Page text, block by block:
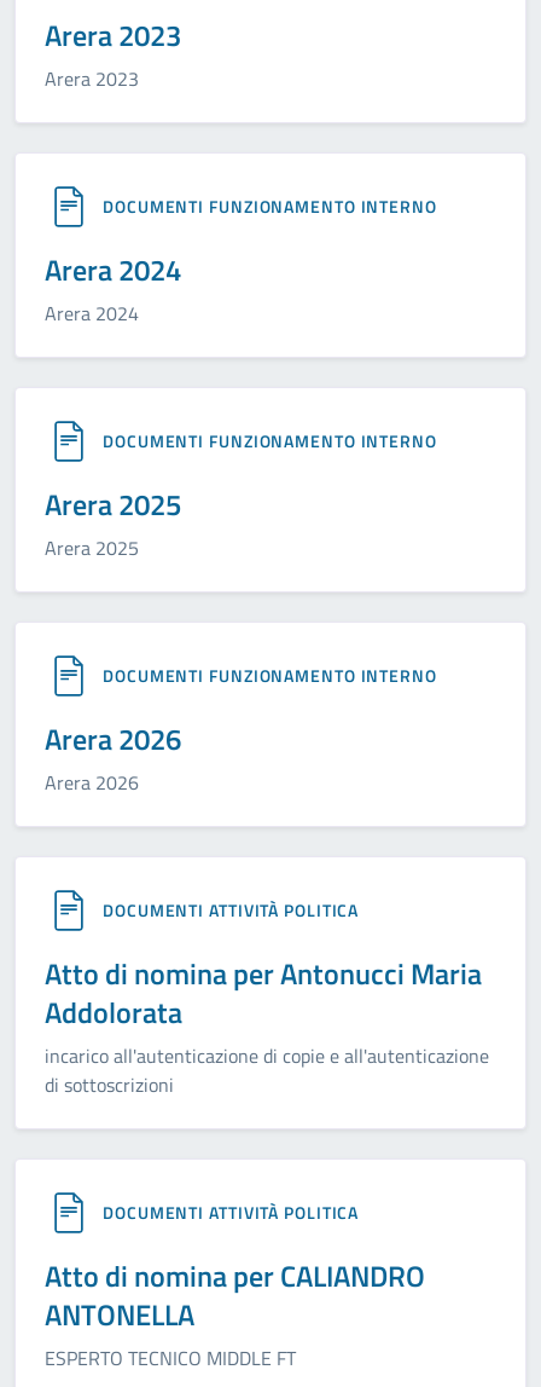
Arera 2023
Arera 2023
DOCUMENTI FUNZIONAMENTO INTERNO
Arera 2024
Arera 2024
DOCUMENTI FUNZIONAMENTO INTERNO
Arera 2025
Arera 2025
DOCUMENTI FUNZIONAMENTO INTERNO
Arera 2026
Arera 2026
DOCUMENTI ATTIVITÀ POLITICA
Atto di nomina per Antonucci Maria
Addolorata
incarico all'autenticazione di copie e all'autenticazione
di sottoscrizioni
DOCUMENTI ATTIVITÀ POLITICA
Atto di nomina per CALIANDRO
ANTONELLA
ESPERTO TECNICO MIDDLE FT